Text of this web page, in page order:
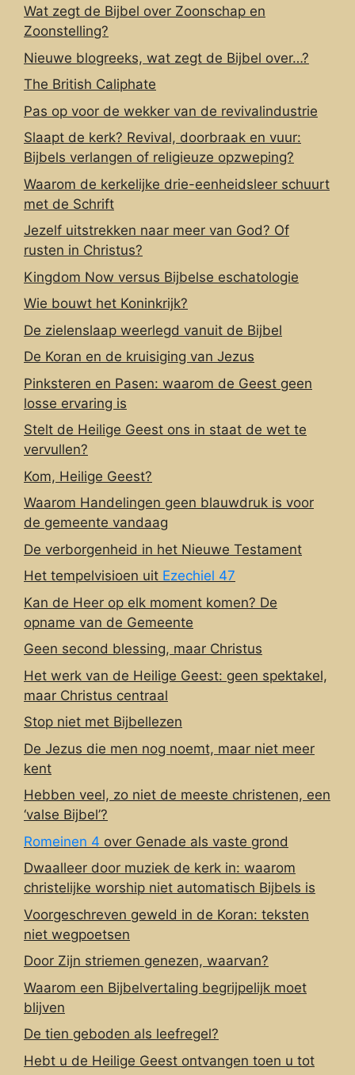
Wat zegt de Bijbel over Zoonschap en
Zoonstelling?
Nieuwe blogreeks, wat zegt de Bijbel over…?
The British Caliphate
Pas op voor de wekker van de revivalindustrie
Slaapt de kerk? Revival, doorbraak en vuur:
Bijbels verlangen of religieuze opzweping?
Waarom de kerkelijke drie-eenheidsleer schuurt
met de Schrift
Jezelf uitstrekken naar meer van God? Of
rusten in Christus?
Kingdom Now versus Bijbelse eschatologie
Wie bouwt het Koninkrijk?
De zielenslaap weerlegd vanuit de Bijbel
De Koran en de kruisiging van Jezus
Pinksteren en Pasen: waarom de Geest geen
losse ervaring is
Stelt de Heilige Geest ons in staat de wet te
vervullen?
Kom, Heilige Geest?
Waarom Handelingen geen blauwdruk is voor
de gemeente vandaag
De verborgenheid in het Nieuwe Testament
Het tempelvisioen uit Ezechiel 47
Kan de Heer op elk moment komen? De
opname van de Gemeente
Geen second blessing, maar Christus
Het werk van de Heilige Geest: geen spektakel,
maar Christus centraal
Stop niet met Bijbellezen
De Jezus die men nog noemt, maar niet meer
kent
Hebben veel, zo niet de meeste christenen, een
‘valse Bijbel’?
Romeinen 4 over Genade als vaste grond
Dwaalleer door muziek de kerk in: waarom
christelijke worship niet automatisch Bijbels is
Voorgeschreven geweld in de Koran: teksten
niet wegpoetsen
Door Zijn striemen genezen, waarvan?
Waarom een Bijbelvertaling begrijpelijk moet
blijven
De tien geboden als leefregel?
Hebt u de Heilige Geest ontvangen toen u tot